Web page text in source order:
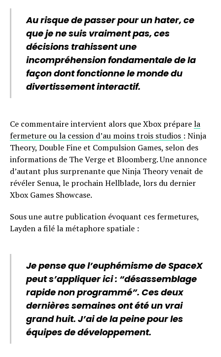
Au risque de passer pour un hater, ce
que je ne suis vraiment pas, ces
décisions trahissent une
incompréhension fondamentale de la
façon dont fonctionne le monde du
divertissement interactif.
Ce commentaire intervient alors que Xbox préparela
fermeture ou la cession d’au moins trois studios : Ninja
Theory, Double Fine et Compulsion Games, selon des
informations de The Verge et Bloomberg. Une annonce
d’autant plus surprenante que Ninja Theory venait de
révéler Senua, le prochain Hellblade, lors du dernier
Xbox Games Showcase.
Sous une autre publication évoquant ces fermetures,
Layden a filé la métaphore spatiale :
Je pense que l’euphémisme de SpaceX
peut s’appliquer ici : “désassemblage
rapide non programmé”. Ces deux
dernières semaines ont été un vrai
grand huit. J’ai de la peine pour les
équipes de développement.